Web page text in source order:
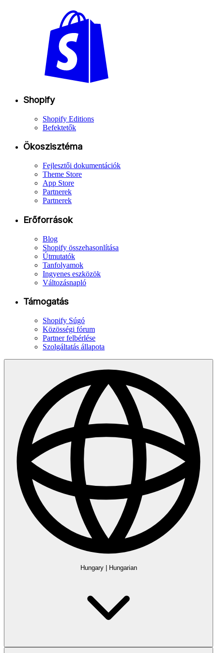
Shopify
Shopify Editions
Befektetők
Ökoszisztéma
Fejlesztői dokumentációk
Theme Store
App Store
Partnerek
Partnerek
Erőforrások
Blog
Shopify összehasonlítása
Útmutatók
Tanfolyamok
Ingyenes eszközök
Változásnapló
Támogatás
Shopify Súgó
Közösségi fórum
Partner felbérlése
Szolgáltatás állapota
Hungary| Hungarian